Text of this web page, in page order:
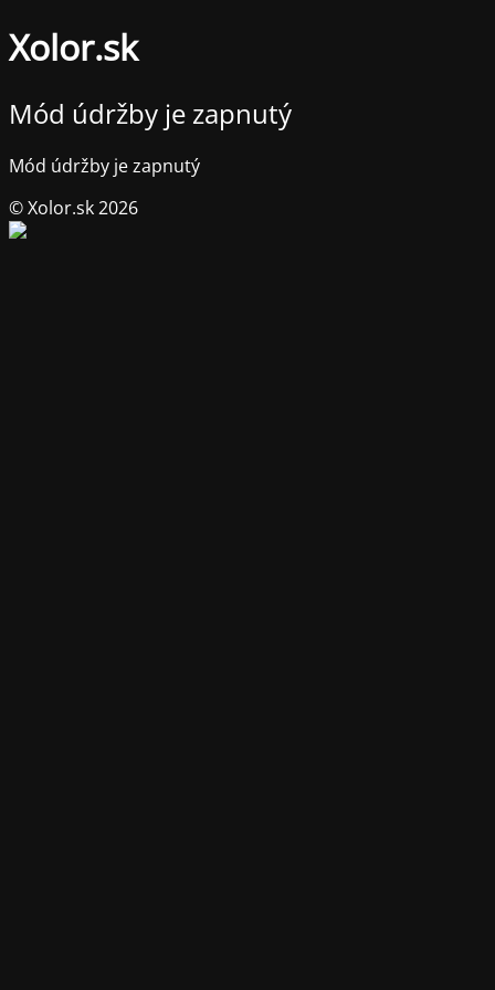
Xolor.sk
Mód údržby je zapnutý
Mód údržby je zapnutý
© Xolor.sk 2026